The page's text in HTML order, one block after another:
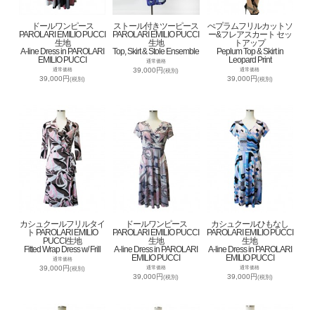
ドールワンピース
PAROLARI EMILIO PUCCI
生地
A-line Dress in PAROLARI
EMILIO PUCCI
通常価格
39,000円(税別)
ストール付きツーピース
PAROLARI EMILIO PUCCI
生地
Top, Skirt & Stole Ensemble
通常価格
39,000円(税別)
ぺプラムフリルカットソ
ー&フレアスカート セッ
トアップ
Peplum Top & Skirt in
Leopard Print
通常価格
39,000円(税別)
カシュクールフリルタイ
ト PAROLARI EMILIO
PUCCI生地
Fitted Wrap Dress w/ Frill
通常価格
39,000円(税別)
ドールワンピース
PAROLARI EMILIO PUCCI
生地
A-line Dress in PAROLARI
EMILIO PUCCI
通常価格
39,000円(税別)
カシュクールひもなし
PAROLARI EMILIO PUCCI
生地
A-line Dress in PAROLARI
EMILIO PUCCI
通常価格
39,000円(税別)